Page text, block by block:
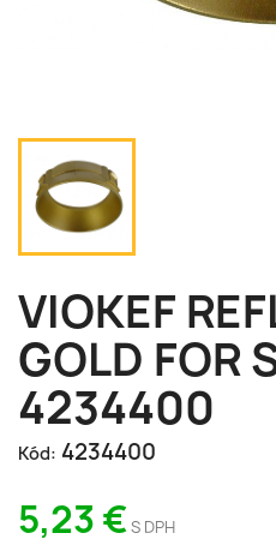
VIOKEF
GOLD FOR
4234400
Kód: 4234400
5,23 €S DPH